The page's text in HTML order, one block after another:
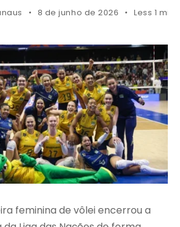
8 de junho de 2026 Less 1 min
feminina de vôlei encerrou a